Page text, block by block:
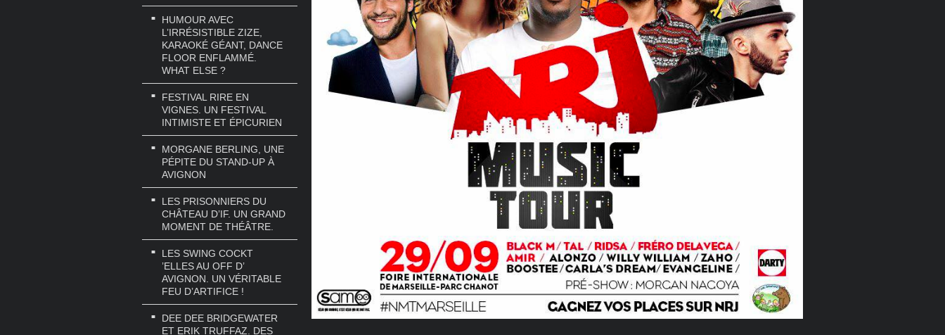
HUMOUR AVEC
L’IRRÉSISTIBLE ZIZE,
KARAOKÉ GÉANT, DANCE
FLOOR ENFLAMMÉ.
WHAT ELSE ?
FESTIVAL RIRE EN
VIGNES. UN FESTIVAL
INTIMISTE ET ÉPICURIEN
MORGANE BERLING, UNE
PÉPITE DU STAND-UP À
AVIGNON
LES PRISONNIERS DU
CHÂTEAU D’IF. UN GRAND
MOMENT DE THÉÂTRE.
LES SWING COCKT
’ELLES AU OFF D’
AVIGNON. UN VÉRITABLE
FEU D’ARTIFICE !
DEE DEE BRIDGEWATER
ET ERIK TRUFFAZ. DES